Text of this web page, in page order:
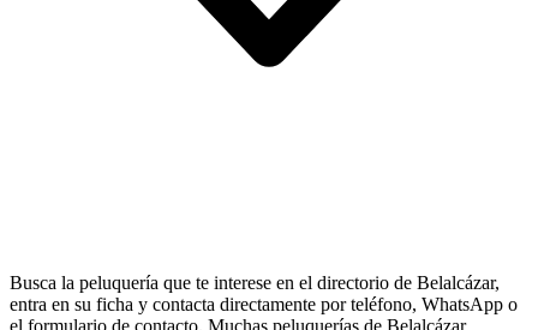
Busca la peluquería que te interese en el directorio de Belalcázar,
entra en su ficha y contacta directamente por teléfono, WhatsApp o
el formulario de contacto. Muchas peluquerías de Belalcázar